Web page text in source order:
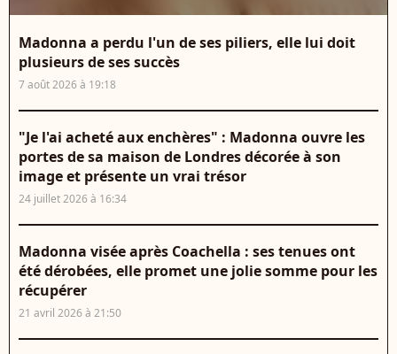
Madonna a perdu l'un de ses piliers, elle lui doit
plusieurs de ses succès
7 août 2026 à 19:18
"Je l'ai acheté aux enchères" : Madonna ouvre les
portes de sa maison de Londres décorée à son
image et présente un vrai trésor
24 juillet 2026 à 16:34
Madonna visée après Coachella : ses tenues ont
été dérobées, elle promet une jolie somme pour les
récupérer
21 avril 2026 à 21:50